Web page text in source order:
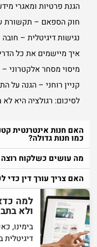
הגנת פרטיות ומאגרי
חוק הספאם – תקשורת
נגישות דיגיטלית –
איך מיישמים את כל
מיסוי מסחר אלקטרוני
קניין רוחני – הגנה על
לסיכום: רגולציה היא
האם חנות אינטרנטית
כמו חנות גדולה?
מה עושים כשלקוח
האם צריך עורך דין כדי
למה
ולא
בימינו,